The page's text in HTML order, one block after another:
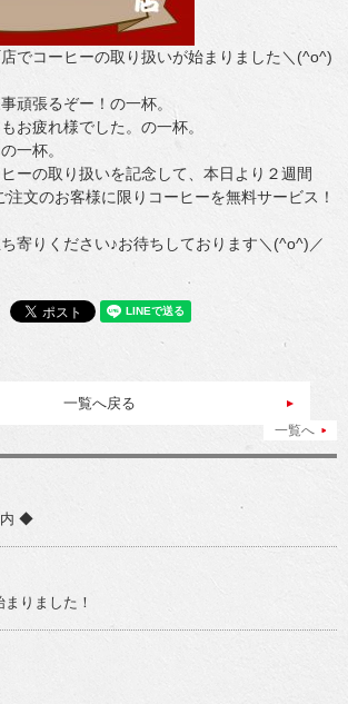
でコーヒーの取り扱いが始まりました＼(^o^)
頑張るぞー！の一杯。
お疲れ様でした。の一杯。
一杯。
ーの取り扱いを記念して、本日より２週間
注文のお客様に限りコーヒーを無料サービス！
寄りください♪お待ちしております＼(^o^)／
一覧へ戻る
一覧へ
内 ◆
りました！